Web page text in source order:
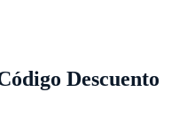
Descuento